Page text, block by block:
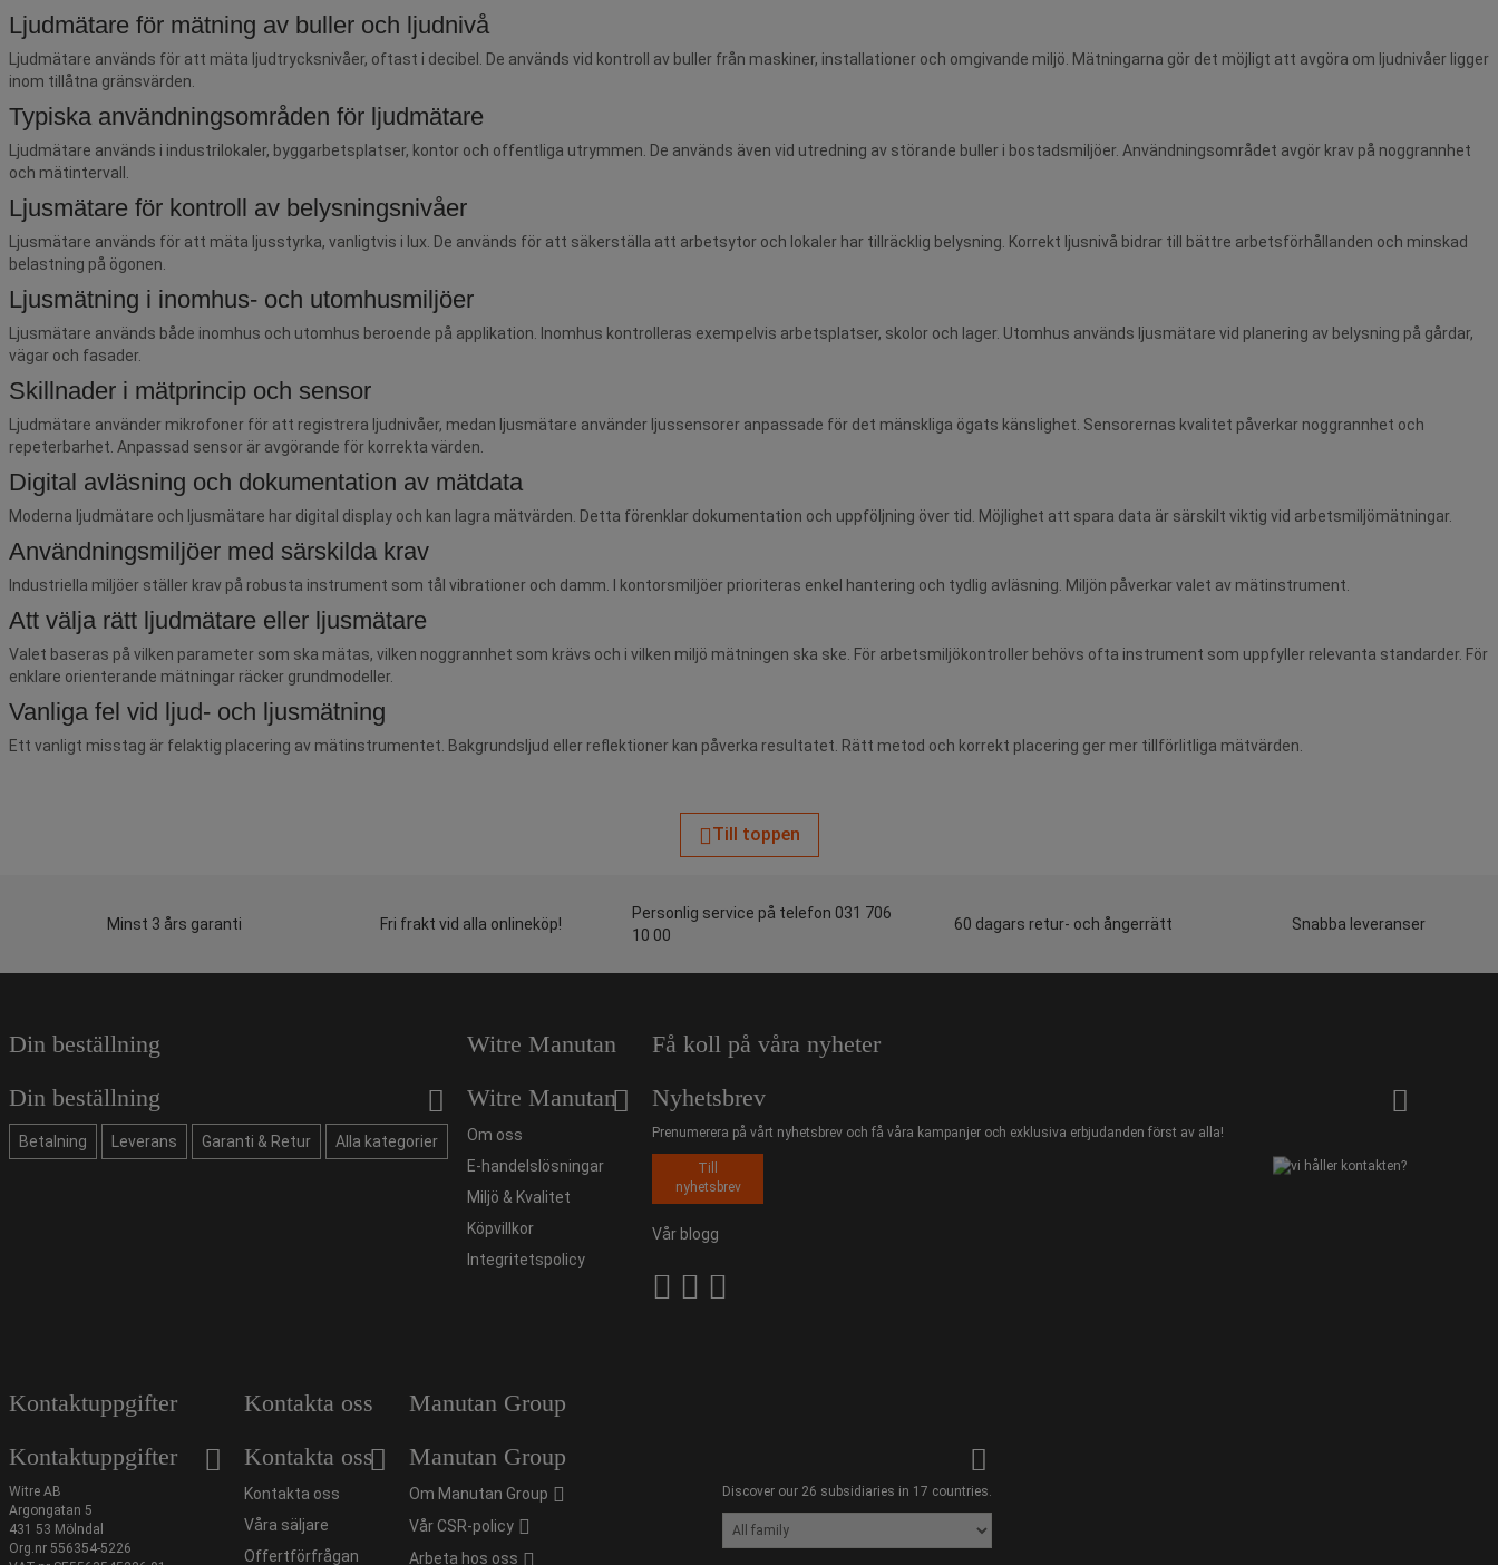
Ljudmätare för mätning av buller och ljudnivå
Ljudmätare används för att mäta ljudtrycksnivåer, oftast i decibel. De används vid kontroll av buller från maskiner, installationer och omgivande miljö. Mätningarna gör det möjligt att avgöra om ljudnivåer ligger
inom tillåtna gränsvärden.
Typiska användningsområden för ljudmätare
Ljudmätare används i industrilokaler, byggarbetsplatser, kontor och offentliga utrymmen. De används även vid utredning av störande buller i bostadsmiljöer. Användningsområdet avgör krav på noggrannhet
och mätintervall.
Ljusmätare för kontroll av belysningsnivåer
Ljusmätare används för att mäta ljusstyrka, vanligtvis i lux. De används för att säkerställa att arbetsytor och lokaler har tillräcklig belysning. Korrekt ljusnivå bidrar till bättre arbetsförhållanden och minskad
belastning på ögonen.
Ljusmätning i inomhus- och utomhusmiljöer
Ljusmätare används både inomhus och utomhus beroende på applikation. Inomhus kontrolleras exempelvis arbetsplatser, skolor och lager. Utomhus används ljusmätare vid planering av belysning på gårdar,
vägar och fasader.
Skillnader i mätprincip och sensor
Ljudmätare använder mikrofoner för att registrera ljudnivåer, medan ljusmätare använder ljussensorer anpassade för det mänskliga ögats känslighet. Sensorernas kvalitet påverkar noggrannhet och
repeterbarhet. Anpassad sensor är avgörande för korrekta värden.
Digital avläsning och dokumentation av mätdata
Moderna ljudmätare och ljusmätare har digital display och kan lagra mätvärden. Detta förenklar dokumentation och uppföljning över tid. Möjlighet att spara data är särskilt viktig vid arbetsmiljömätningar.
Användningsmiljöer med särskilda krav
Industriella miljöer ställer krav på robusta instrument som tål vibrationer och damm. I kontorsmiljöer prioriteras enkel hantering och tydlig avläsning. Miljön påverkar valet av mätinstrument.
Att välja rätt ljudmätare eller ljusmätare
Valet baseras på vilken parameter som ska mätas, vilken noggrannhet som krävs och i vilken miljö mätningen ska ske. För arbetsmiljökontroller behövs ofta instrument som uppfyller relevanta standarder. För
enklare orienterande mätningar räcker grundmodeller.
Vanliga fel vid ljud- och ljusmätning
Ett vanligt misstag är felaktig placering av mätinstrumentet. Bakgrundsljud eller reflektioner kan påverka resultatet. Rätt metod och korrekt placering ger mer tillförlitliga mätvärden.
Till toppen
Minst 3 års garanti Fri frakt vid alla onlineköp!
Personlig service på telefon 031 706
10 00
60 dagars retur- och ångerrätt Snabba leveranser
Din beställning
Din beställning
Betalning Leverans Garanti & Retur Alla kategorier
Witre Manutan
Witre Manutan
Om oss
E-handelslösningar
Miljö & Kvalitet
Köpvillkor
Integritetspolicy
Få koll på våra nyheter
Nyhetsbrev
Prenumerera på vårt nyhetsbrev och få våra kampanjer och exklusiva erbjudanden först av alla!
Till
nyhetsbrev
Vår blogg
Kontaktuppgifter
Kontaktuppgifter
Witre AB
Argongatan 5
431 53 Mölndal
Org.nr 556354-5226
Kontakta oss
Kontakta oss
Kontakta oss
Våra säljare
Offertförfrågan
Manutan Group
Manutan Group
Om Manutan Group
Vår CSR-policy
Arbeta hos oss
Discover our 26 subsidiaries in 17 countries.